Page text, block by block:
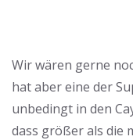
Wir wären gerne
hat aber eine der
unbedingt in den
dass größer als die